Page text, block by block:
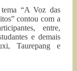
“A Voz das
contou com a
entre,
e demais
Taurepang e